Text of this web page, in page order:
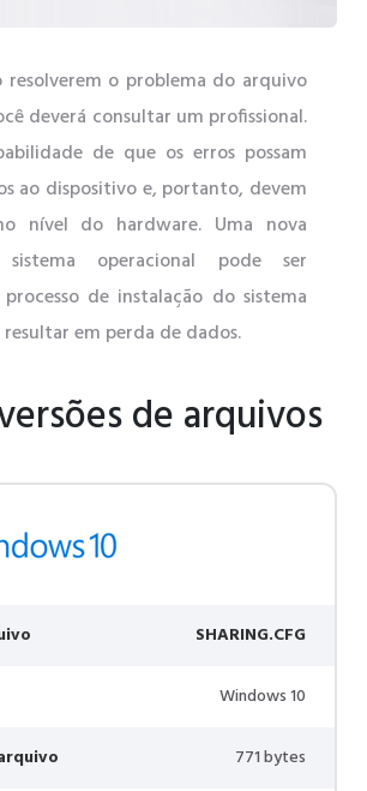
resolverem o problema do arquivo
deverá consultar um profissional.
de que os erros possam
ao dispositivo e, portanto, devem
nível do hardware. Uma nova
operacional pode ser
de instalação do sistema
em perda de dados.
de arquivos
SHARING.CFG
Windows 10
771 bytes